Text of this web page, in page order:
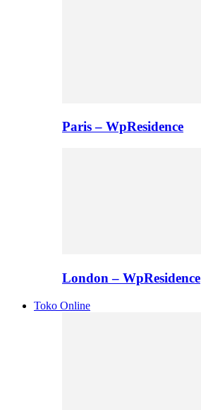
Paris – WpResidence
London – WpResidence
Toko Online